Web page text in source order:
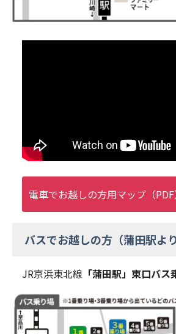
電車でお越しの方用マップ（PDF
バスでお越しの方（蒲田駅より
JR京浜東北線 「蒲田駅」東口バス